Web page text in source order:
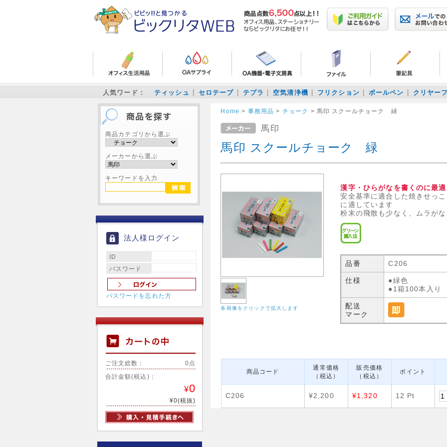
人気ワード： ティッシュ セロテープ テプラ 空気清浄機 フリクション ボールペン クリヤー
商品カテゴリから選ぶ
メーカーから選ぶ
キーワードを入力
法人様ログイン
ID
パスワード
パスワードを忘れた方
ご注文総数： 0点
合計金額(税込)：
¥0
¥0(税抜)
Home > 事務用品 > チョーク > 馬印 スクールチョーク 緑
馬印
馬印 スクールチョーク 緑
各画像をクリックで拡大します
漢字・ひらがなを書くのに最
安全基準に適合した焼きせっ
に適しています
粉末の飛散も少なく、ムラが
品番 C206
仕様
●緑色
●1箱100本入り
配送
マーク
商品コード
通常価格
（税込）
販売価格
（税込）
ポイント
C206 ¥2,200 ¥1,320 12 Pt